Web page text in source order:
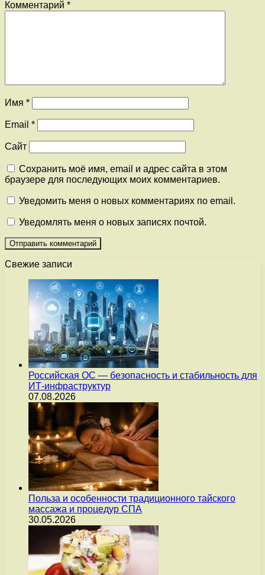
Комментарий *
Имя *
Email *
Сайт
Сохранить моё имя, email и адрес сайта в этом
браузере для последующих моих комментариев.
Уведомить меня о новых комментариях по email.
Уведомлять меня о новых записях почтой.
Свежие записи
Российская ОС — безопасность и стабильность для
ИТ-инфраструктур
07.08.2026
Польза и особенности традиционного тайского
массажа и процедур СПА
30.05.2026